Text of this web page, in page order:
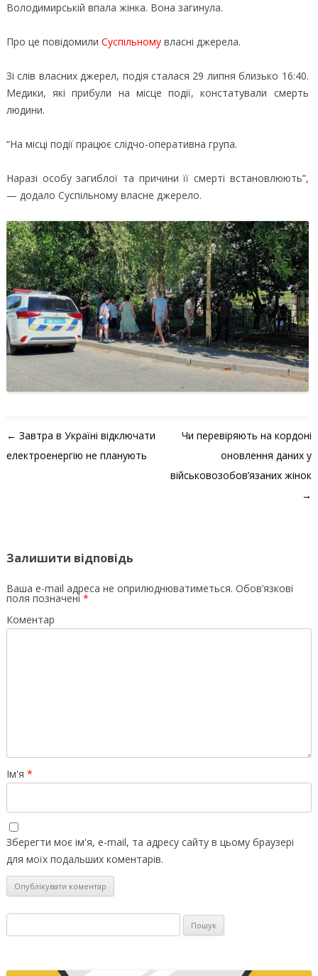
Володимирській впала жінка. Вона загинула.
Про це повідомили Суспільномувласні джерела.
Зі слів власних джерел, подія сталася 29 липня близько 16:40.
Медики, які прибули на місце події, констатували смерть
людини.
“На місці події працює слідчо-оперативна група.
Наразі особу загиблої та причини її смерті встановлюють”,
— додало Суспільному власне джерело.
Навігація по запису
← Завтра в Україні відключати
електроенергію не планують
Чи перевіряють на кордоні
оновлення даних у
військовозобов’язаних жінок
→
Залишити відповідь
Ваша e-mail адреса не оприлюднюватиметься. Обов’язкові
поля позначені *
Коментар
Ім'я *
Зберегти моє ім'я, e-mail, та адресу сайту в цьому браузері
для моїх подальших коментарів.